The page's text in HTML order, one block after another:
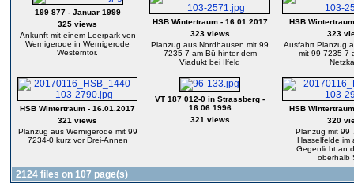
199 877 - Januar 1999
325 views
Ankunft mit einem Leerpark von
Wernigerode in Wernigerode
Westerntor.
HSB Wintertraum - 16.01.2017
323 views
Planzug aus Nordhausen mit 99
7235-7 am Bü hinter dem
Viadukt bei Ilfeld
HSB
323
Ausfahrt Planzug
mit 99 7235-7
HSB Wintertraum - 16.01.2017
321 views
Planzug aus Wernigerode mit 99
7234-0 kurz vor Drei-Annen
VT 187 012-0 in Strassberg -
16.06.1996
321 views
HSB
320
Planzug mit 99
Hasselfelde im
Gegenlicht an
oberhalb
2124 files on 107 page(s)